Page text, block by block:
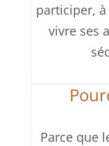
participer,
vivre ses
Parce que